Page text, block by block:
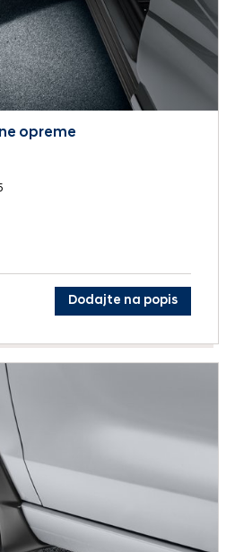
opreme
Dodajte na popis